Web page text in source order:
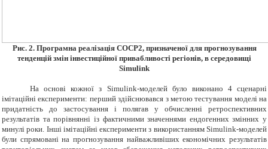
Рис. 2. Програмна реалізація СОСР2, призначеної для прогнозування
тенденцій змін інвестиційної привабливості регіонів, в середовищі
Simulink
На основі кожної з Simulink-моделей було виконано 4 сценарні
імітаційні експерименти: перший здійснювався з метою тестування моделі на
придатність до застосування і полягав у обчисленні ретроспективних
результатів та порівнянні із фактичними значеннями ендогенних змінних у
минулі роки. Інші імітаційні експерименти з використанням Simulink-моделей
були спрямовані на прогнозування найважливіших економічних результатів